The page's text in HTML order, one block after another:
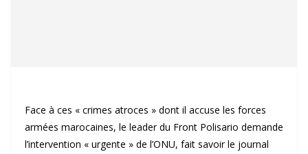
Face à ces « crimes atroces » dont il accuse les forces
armées marocaines, le leader du Front Polisario demande
l’intervention « urgente » de l’ONU, fait savoir le journal